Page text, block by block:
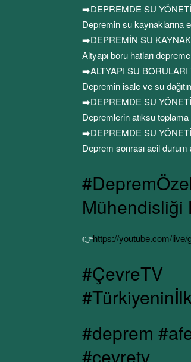
➡️DEPREMDE SU
Depremin su kaynaklarına
➡️DEPREMİN SU
Altyapı boru hatları
➡️ALTYAPI SU BORULARI
Depremin isale ve su
➡️DEPREMDE SU
Depremlerin atıksu
➡️DEPREMDE SU
Deprem sonrası acil durum
Mühendisliği
👉https://youtube.com/
#ÇevreTV
#deprem
#cevretv